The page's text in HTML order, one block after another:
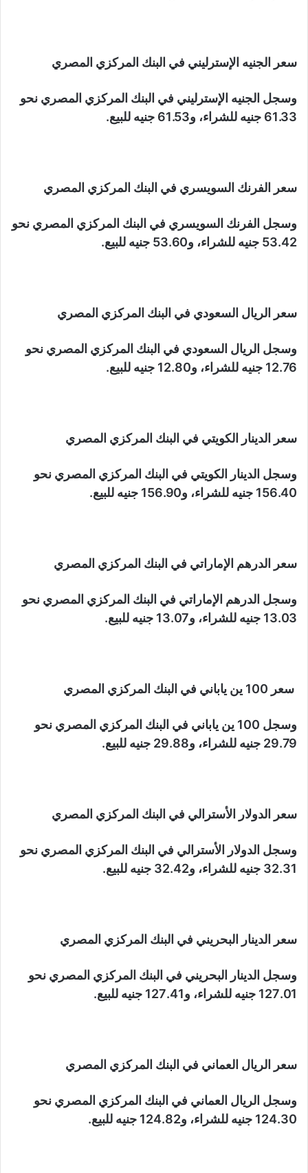
سعر الجنيه الإسترليني في البنك المركزي المصري
وسجل الجنيه الإسترليني في البنك المركزي المصري نحو
61.33 جنيه للشراء، و61.53 جنيه للبيع.
سعر الفرنك السويسري في البنك المركزي المصري
وسجل الفرنك السويسري في البنك المركزي المصري نحو
53.42 جنيه للشراء، و53.60 جنيه للبيع.
سعر الريال السعودي في البنك المركزي المصري
وسجل الريال السعودي في البنك المركزي المصري نحو
12.76 جنيه للشراء، و12.80 جنيه للبيع.
سعر الدينار الكويتي في البنك المركزي المصري
وسجل الدينار الكويتي في البنك المركزي المصري نحو
156.40 جنيه للشراء، و156.90 جنيه للبيع.
سعر الدرهم الإماراتي في البنك المركزي المصري
وسجل الدرهم الإماراتي في البنك المركزي المصري نحو
13.03 جنيه للشراء، و13.07 جنيه للبيع.
سعر 100 ين ياباني في البنك المركزي المصري
وسجل 100 ين ياباني في البنك المركزي المصري نحو
29.79 جنيه للشراء، و29.88 جنيه للبيع.
سعر الدولار الأسترالي في البنك المركزي المصري
وسجل الدولار الأسترالي في البنك المركزي المصري نحو
32.31 جنيه للشراء، و32.42 جنيه للبيع.
سعر الدينار البحريني في البنك المركزي المصري
وسجل الدينار البحريني في البنك المركزي المصري نحو
127.01 جنيه للشراء، و127.41 جنيه للبيع.
سعر الريال العماني في البنك المركزي المصري
وسجل الريال العماني في البنك المركزي المصري نحو
124.30 جنيه للشراء، و124.82 جنيه للبيع.